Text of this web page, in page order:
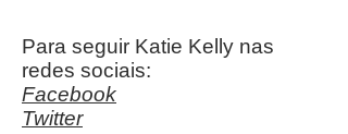
Para seguir Katie Kelly nas
redes sociais:
Facebook
Twitter